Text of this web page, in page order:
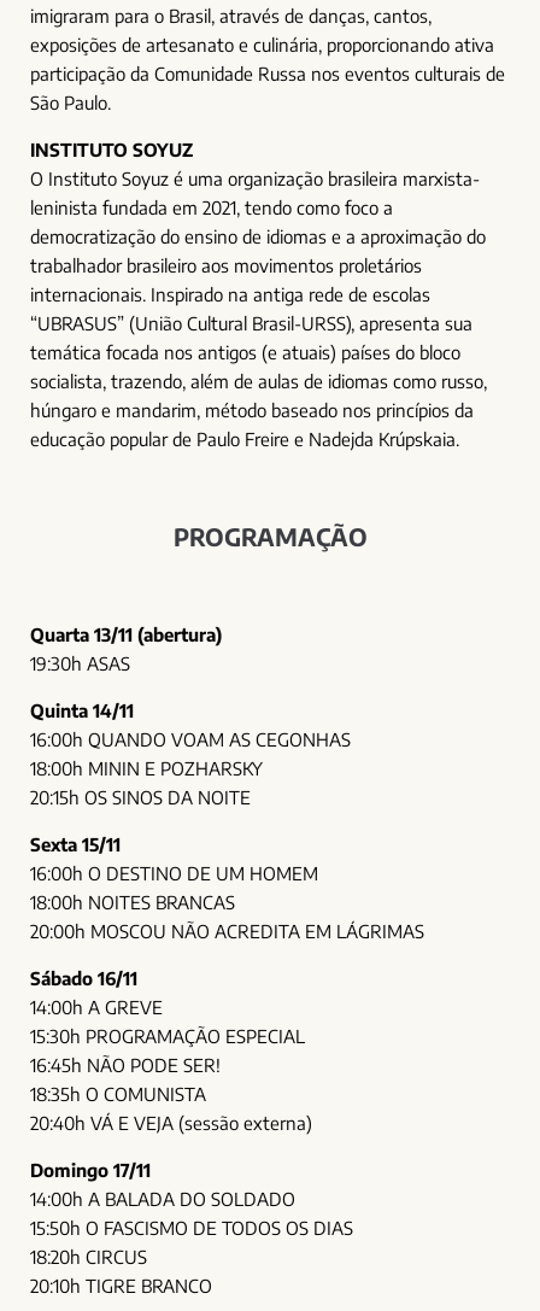
imigraram para o Brasil, através de danças, cantos,
exposições de artesanato e culinária, proporcionando ativa
participação da Comunidade Russa nos eventos culturais de
São Paulo.
INSTITUTO SOYUZ
O Instituto Soyuz é uma organização brasileira marxista-
leninista fundada em 2021, tendo como foco a
democratização do ensino de idiomas e a aproximação do
trabalhador brasileiro aos movimentos proletários
internacionais. Inspirado na antiga rede de escolas
“UBRASUS” (União Cultural Brasil-URSS), apresenta sua
temática focada nos antigos (e atuais) países do bloco
socialista, trazendo, além de aulas de idiomas como russo,
húngaro e mandarim, método baseado nos princípios da
educação popular de Paulo Freire e Nadejda Krúpskaia.
PROGRAMAÇÃO
Quarta 13/11 (abertura)
19:30h ASAS
Quinta 14/11
16:00h QUANDO VOAM AS CEGONHAS
18:00h MININ E POZHARSKY
20:15h OS SINOS DA NOITE
Sexta 15/11
16:00h O DESTINO DE UM HOMEM
18:00h NOITES BRANCAS
20:00h MOSCOU NÃO ACREDITA EM LÁGRIMAS
Sábado 16/11
14:00h A GREVE
15:30h PROGRAMAÇÃO ESPECIAL
16:45h NÃO PODE SER!
18:35h O COMUNISTA
20:40h VÁ E VEJA (sessão externa)
Domingo 17/11
14:00h A BALADA DO SOLDADO
15:50h O FASCISMO DE TODOS OS DIAS
18:20h CIRCUS
20:10h TIGRE BRANCO